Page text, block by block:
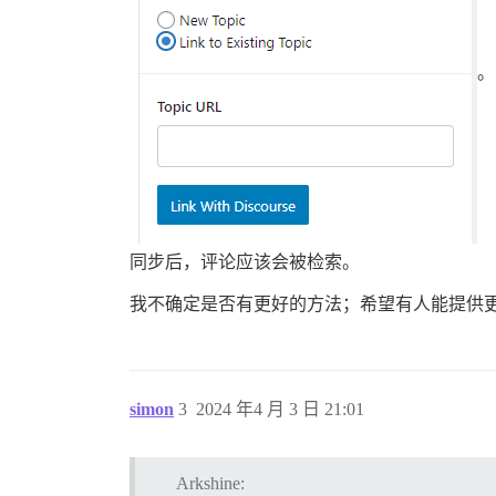
。
同步后，评论应该会被检索。
我不确定是否有更好的方法；希望有人能提供
simon 2024 年4 月 3 日 21:01
3
Arkshine: